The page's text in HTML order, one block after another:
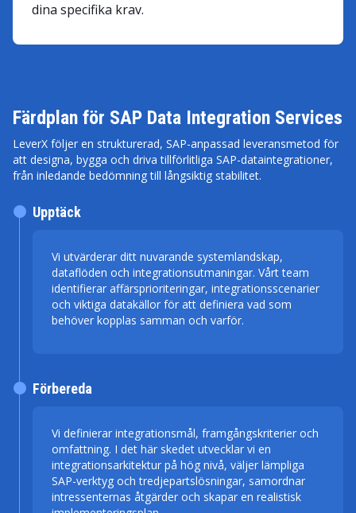
dina specifika krav.
Färdplan för SAP Data Integration Services
LeverX följer en strukturerad, SAP-anpassad leveransmetod för
att designa, bygga och driva tillförlitliga SAP-dataintegrationer,
från inledande bedömning till långsiktig stabilitet.
Vi utvärderar ditt nuvarande systemlandskap,
dataflöden och integrationsutmaningar. Vårt team
identifierar affärsprioriteringar, integrationsscenarier
och viktiga datakällor för att definiera vad som
behöver kopplas samman och varför.
Upptäck
Vi definierar integrationsmål, framgångskriterier och
omfattning. I det här skedet utvecklar vi en
integrationsarkitektur på hög nivå, väljer lämpliga
SAP-verktyg och tredjepartslösningar, samordnar
intressenternas åtgärder och skapar en realistisk
Förbereda